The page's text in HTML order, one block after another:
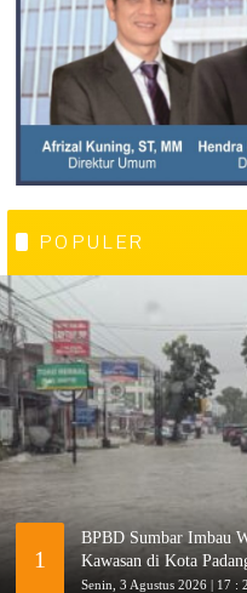
POPULER
1
BPBD Sumbar Imbau
Kawasan di Kota
Senin, 3 Agustus 2026 | 17 :